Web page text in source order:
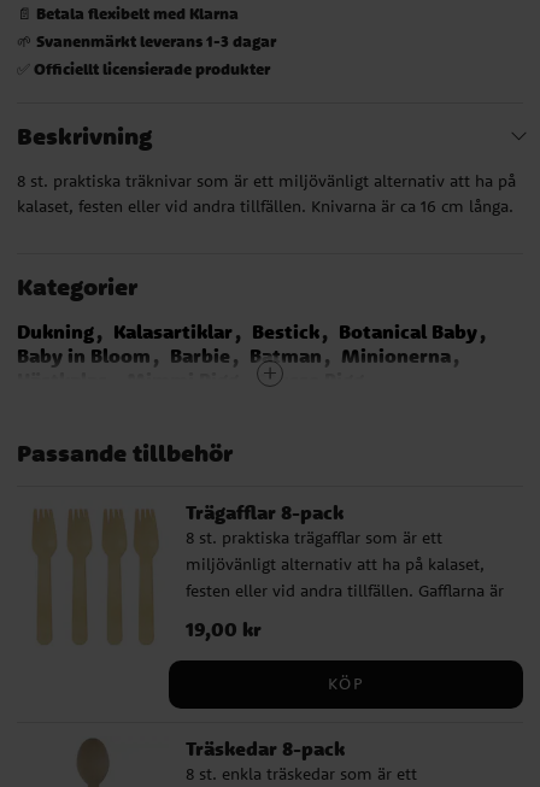
📄 Betala flexibelt med Klarna
🌱 Svanenmärkt leverans 1-3 dagar
✅ Officiellt licensierade produkter
Beskrivning
8 st. praktiska träknivar som är ett miljövänligt alternativ att ha på
kalaset, festen eller vid andra tillfällen. Knivarna är ca 16 cm långa.
Kategorier
Dukning Kalasartiklar Bestick
Botanical Baby
Baby in Bloom
Barbie Batman
Minionerna
Musse Pigg
Disco
Unicorn - Enhörning
Pyjamashjältarna
Miraculous Ladybug
LOL Surprise
Pippi Långstrump
Sjöjungfru - Mermaid
Gaming Party Dog Party
Cat Party
Fortnite - Battle Royal
Birthday Bear
Woodland Animals
Stylish Swan
Narwhal Party
Baby Shark
Koala Rainbow Party
Panda
Teddybjörn Babyshower
Botanical Baby Emil Kalas
Bing
Encanto
Passande tillbehör
Trägafflar 8-pack
8 st. praktiska trägafflar som är ett
miljövänligt alternativ att ha på kalaset,
festen eller vid andra tillfällen. Gafflarna är
ca 16 cm långa.
Pris:19,00 kr
19,00 kr
KÖP
Träskedar 8-pack
8 st. enkla träskedar som är ett